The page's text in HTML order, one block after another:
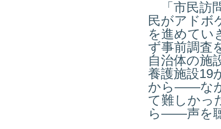
「市民訪
民がアドボ
を進めてい
ず事前調査
自治体の施
養護施設19
から――な
て難しかっ
ら――声を